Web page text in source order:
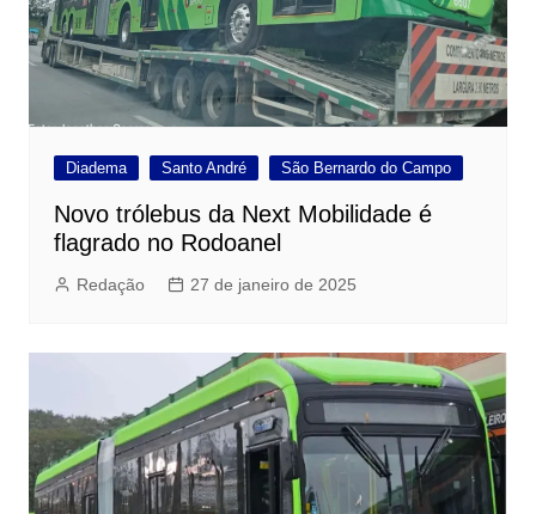
Diadema Santo André São Bernardo do Campo
Novo trólebus da Next Mobilidade é
flagrado no Rodoanel
Redação 27 de janeiro de 2025